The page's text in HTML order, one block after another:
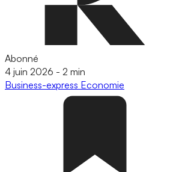
Abonné
4 juin 2026 - 2 min
Business-express Economie